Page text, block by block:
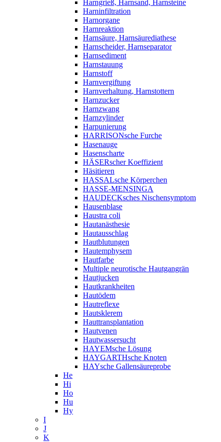
Harngrieß, Harnsand, Harnsteine
Harninfiltration
Harnorgane
Harnreaktion
Harnsäure, Harnsäurediathese
Harnscheider, Harnseparator
Harnsediment
Harnstauung
Harnstoff
Harnvergiftung
Harnverhaltung, Harnstottern
Harnzucker
Harnzwang
Harnzylinder
Harpunierung
HARRISONsche Furche
Hasenauge
Hasenscharte
HÄSERscher Koeffizient
Häsitieren
HASSALsche Körperchen
HASSE-MENSINGA
HAUDECKsches Nischensymptom
Hausenblase
Haustra coli
Hautanästhesie
Hautausschlag
Hautblutungen
Hautemphysem
Hautfarbe
Multiple neurotische Hautgangrän
Hautjucken
Hautkrankheiten
Hautödem
Hautreflexe
Hautsklerem
Hauttransplantation
Hautvenen
Hautwassersucht
HAYEMsche Lösung
HAYGARTHsche Knoten
HAYsche Gallensäureprobe
He
Hi
Ho
Hu
Hy
I
J
K